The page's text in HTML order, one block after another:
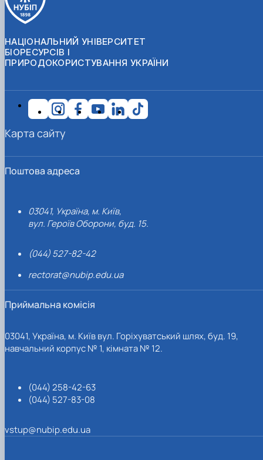
НАЦІОНАЛЬНИЙ УНІВЕРСИТЕТ
БІОРЕСУРСІВ І
ПРИРОДОКОРИСТУВАННЯ УКРАЇНИ
Поштова адреса
03041, Україна, м. Київ,
вул. Героїв Оборони, буд. 15.
(044) 527-82-42
rectorat@nubip.edu.ua
Приймальна комісія
03041, Україна, м. Київ вул. Горіхуватський шлях, буд. 19,
навчальний корпус № 1, кімната № 12.
(044) 258-42-63
(044) 527-83-08
vstup@nubip.edu.ua
Карта сайту